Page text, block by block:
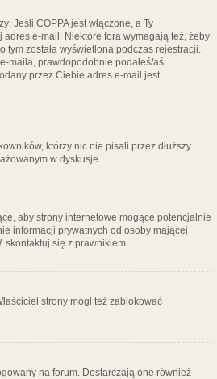
Jeśli COPPA jest włączone, a Ty
adres e-mail. Niektóre fora wymagają też, żeby
tym została wyświetlona podczas rejestracji.
maila, prawdopodobnie podałeś/aś
przez Ciebie adres e-mail jest
którzy nic nie pisali przez dłuższy
w dyskusje.
aby strony internetowe mogące potencjalnie
informacji prywatnych od osoby mającej
skontaktuj się z prawnikiem.
strony mógł też zablokować
na forum. Dostarczają one również